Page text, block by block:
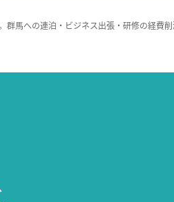
馬への連泊・ビジネス出張・研修の経費